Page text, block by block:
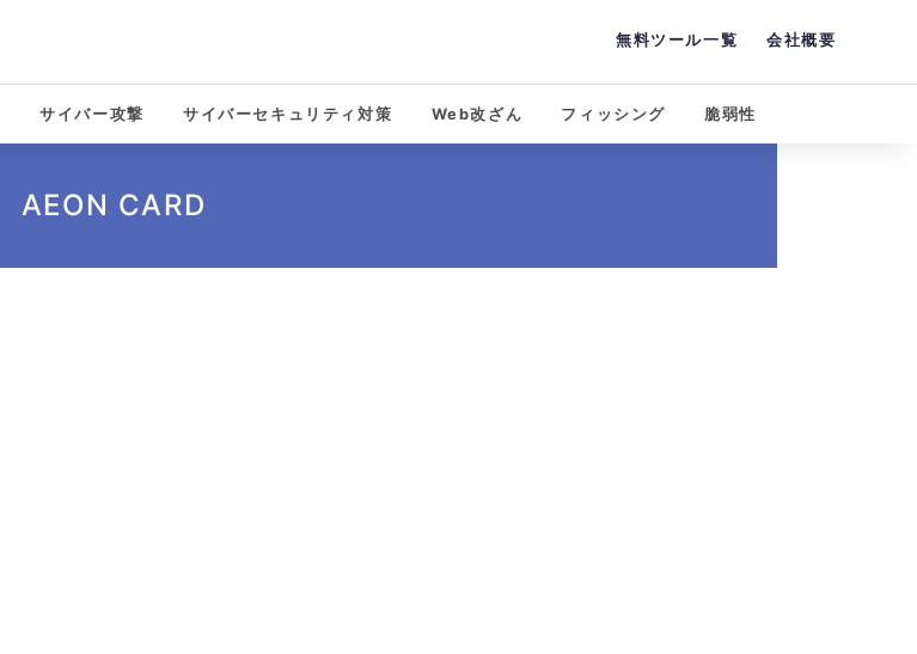
無料ツール一覧 会社概要
サイバー攻撃 サイバーセキュリティ対策 Web改ざん フィッシング 脆弱性
AEON CARD